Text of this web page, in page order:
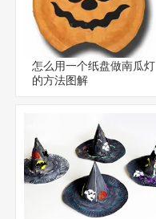
怎么用一个纸盘做南瓜灯
的方法图解